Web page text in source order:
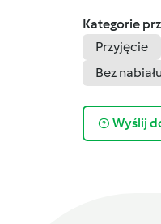
Kategorie
Przyjęcie
Bez nabiału
Wyślij